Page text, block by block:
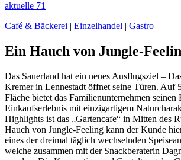
aktuelle 71
Café & Bäckerei | Einzelhandel | Gastro
Ein Hauch von Jungle-
Das Sauerland hat ein neues Ausflugsziel –
Kremer in Lennestadt öffnet seine Türen. Auf
Fläche bietet das Familienunternehmen seinen
Einkaufserlebnis mit einzigartigem
Highlights ist das „Gartencafe“ in Mitten des
Hauch von Jungle-Feeling kann der Kunde
eines der dreimal täglich wechselnden
welche zusammen mit der Snackberaterin